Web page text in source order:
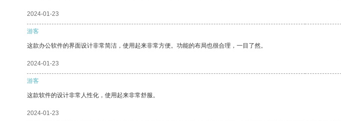
2024-01-23
游客
这款办公软件的界面设计非常简洁，使用起来非常方便。功能的布局也很合理，一目了然。
2024-01-23
游客
这款软件的设计非常人性化，使用起来非常舒服。
2024-01-23